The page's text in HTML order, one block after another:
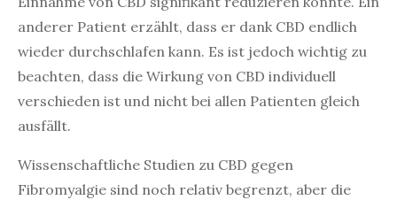
anderer Patient erzählt, dass er dank CBD endlich
wieder durchschlafen kann. Es ist jedoch wichtig zu
beachten, dass die Wirkung von CBD individuell
verschieden ist und nicht bei allen Patienten gleich
ausfällt.
Wissenschaftliche Studien zu CBD gegen
Fibromyalgie sind noch relativ begrenzt, aber die